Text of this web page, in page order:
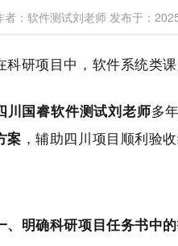
者：软件测试刘老师 发布于：
科研项目中，软件系统类
川国睿软件测试刘老师多
案 ，辅助四川项目顺利验收
、明确科研项目任务书中